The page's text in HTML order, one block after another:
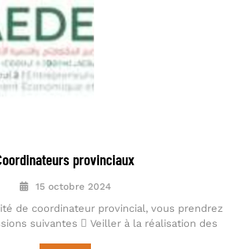
provinciaux
15 octobre 2024
de coordinateur provincial, vous prendrez
suivantes  Veiller à la réalisation des